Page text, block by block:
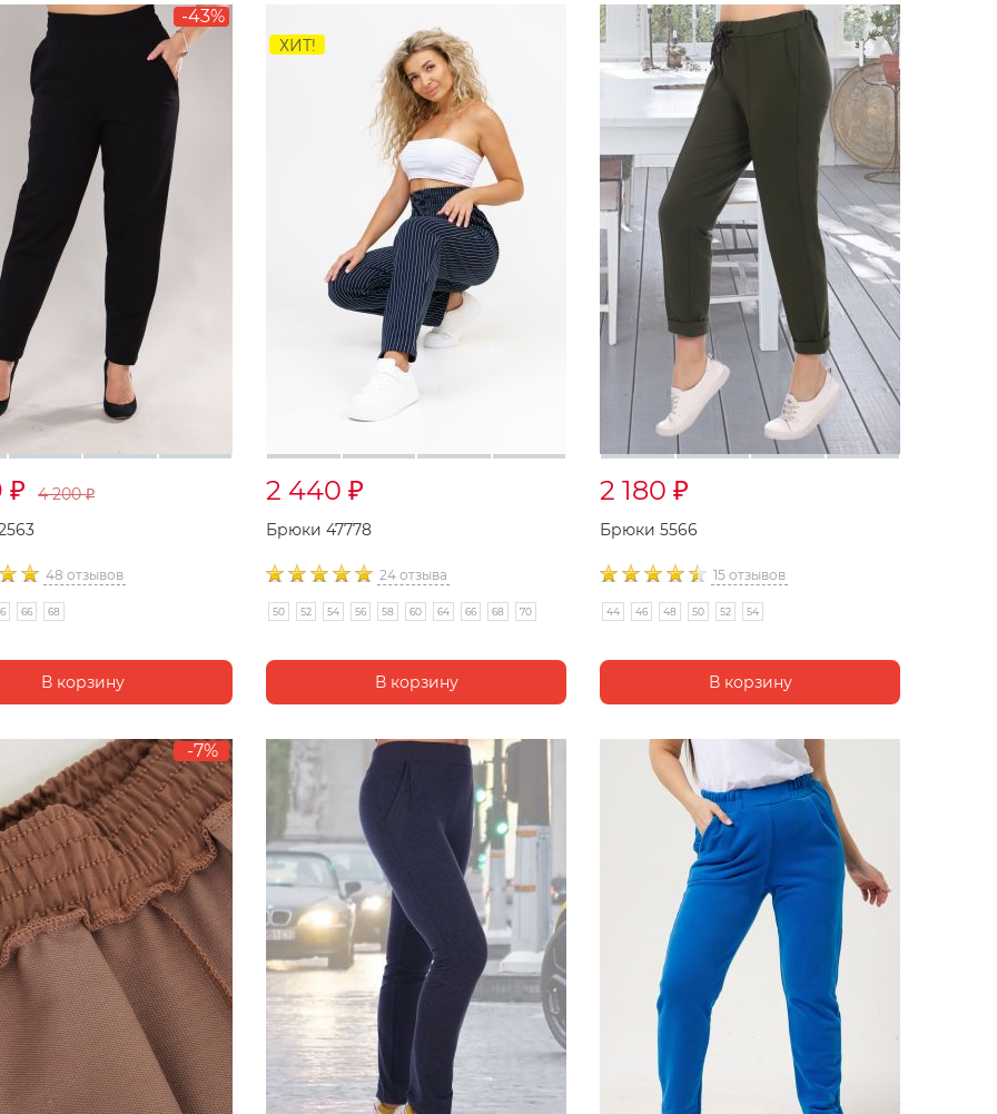
-43%
₽ 4 200₽
48 отзывов
66 68
ХИТ!
2 440 ₽
Брюки 47778
24 отзыва
50 52 54 56 58 60 64 66 68 70
2 180 ₽
Брюки 5566
15 отзывов
44 46 48 50 52 54
-7%